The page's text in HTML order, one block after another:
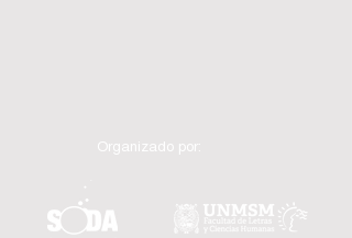
Organizado por: